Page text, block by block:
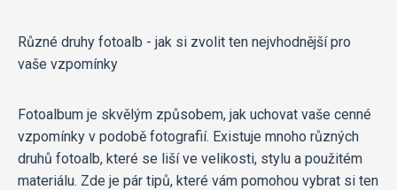
Různé druhy fotoalb - jak si zvolit ten nejvhodnější pro
vaše vzpomínky
Fotoalbum je skvělým způsobem, jak uchovat vaše cenné
vzpomínky v podobě fotografií. Existuje mnoho různých
druhů fotoalb, které se liší ve velikosti, stylu a použitém
materiálu. Zde je pár tipů, které vám pomohou vybrat si ten